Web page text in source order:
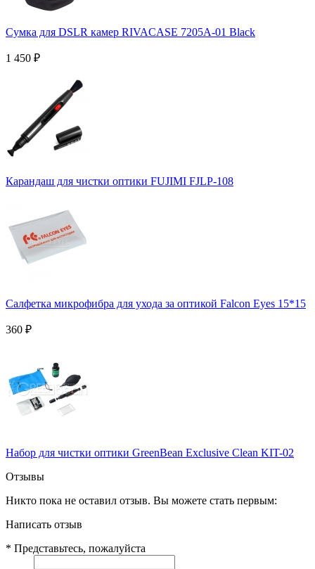
Сумка для DSLR камер RIVACASE 7205A-01 Black
1 450 ₽
Карандаш для чистки оптики FUJIMI FJLP-108
Салфетка микрофибра для ухода за оптикой Falcon Eyes 15*15
360 ₽
Набор для чистки оптики GreenBean Exclusive Clean KIT-02
Отзывы
Никто пока не оставил отзыв. Вы можете стать первым:
Написать отзыв
* Представьтесь, пожалуйста